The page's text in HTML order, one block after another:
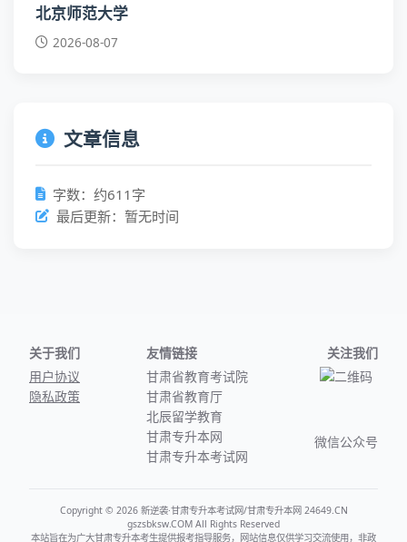
北京师范大学
2026-08-07
文章信息
字数：约611字
最后更新：暂无时间
关于我们
用户协议
隐私政策
友情链接
甘肃省教育考试院
甘肃省教育厅
北辰留学教育
甘肃专升本网
甘肃专升本考试网
关注我们
微信公众号
Copyright © 2026 新逆袭·甘肃专升本考试网/甘肃专升本网 24649.CN
gszsbksw.COM All Rights Reserved
本站旨在为广大甘肃专升本考生提供报考指导服务，网站信息仅供学习交流使用，非政